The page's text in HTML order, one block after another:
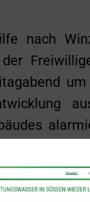
nach
offener
wurde